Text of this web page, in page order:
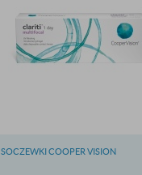
SOCZEWKI COOPER VISION